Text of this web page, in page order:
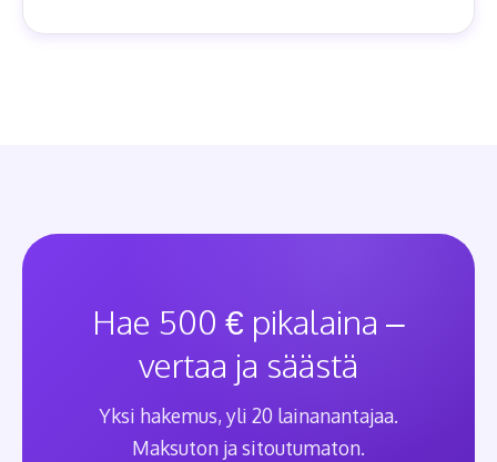
Hae 500 € pikalaina –
vertaa ja säästä
Yksi hakemus, yli 20 lainanantajaa.
Maksuton ja sitoutumaton.